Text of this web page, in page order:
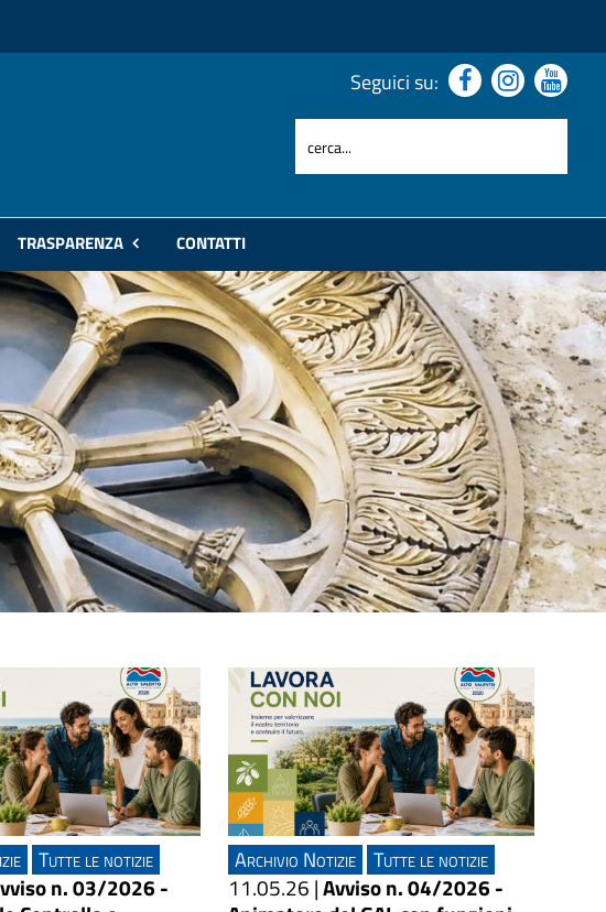
Seguici su:
TRASPARENZA CONTATTI
Tutte le notizie
n. 03/2026 -
Archivio Notizie Tutte le notizie
11.05.26 |Avviso n. 04/2026 -